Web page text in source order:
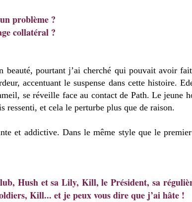
problème ?
collatéral ?
beauté, pourtant j’ai cherché qui pouvait avoir
accentuant le suspense dans cette histoire.
se réveille face au contact de Path. Le jeune
ressenti, et cela le perturbe plus que de raison.
et addictive. Dans le même style que le
Hush et sa Lily, Kill, le Président, sa
Kill... et je peux vous dire que j’ai hâte !